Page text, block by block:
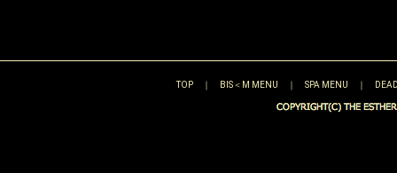
TOP｜ BIS＜M MENU ｜ SPA MENU ｜